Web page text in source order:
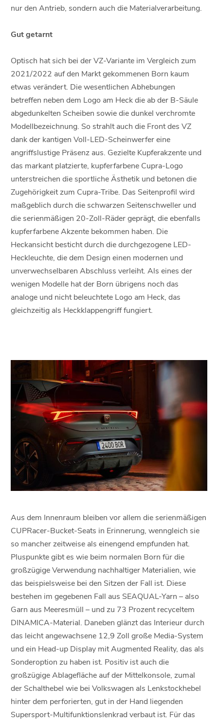
nur den Antrieb, sondern auch die Materialverarbeitung.
Gut getarnt
Optisch hat sich bei der VZ-Variante im Vergleich zum
2021/2022 auf den Markt gekommenen Born kaum
etwas verändert. Die wesentlichen Abhebungen
betreffen neben dem Logo am Heck die ab der B-Säule
abgedunkelten Scheiben sowie die dunkel verchromte
Modellbezeichnung. So strahlt auch die Front des VZ
dank der kantigen Voll-LED-Scheinwerfer eine
angriffslustige Präsenz aus. Gezielte Kupferakzente und
das markant platzierte, kupferfarbene Cupra-Logo
unterstreichen die sportliche Ästhetik und betonen die
Zugehörigkeit zum Cupra-Tribe. Das Seitenprofil wird
maßgeblich durch die schwarzen Seitenschweller und
die serienmäßigen 20-Zoll-Räder geprägt, die ebenfalls
kupferfarbene Akzente bekommen haben. Die
Heckansicht besticht durch die durchgezogene LED-
Heckleuchte, die dem Design einen modernen und
unverwechselbaren Abschluss verleiht. Als eines der
wenigen Modelle hat der Born übrigens noch das
analoge und nicht beleuchtete Logo am Heck, das
gleichzeitig als Heckklappengriff fungiert.
Aus dem Innenraum bleiben vor allem die serienmäßigen
CUPRacer-Bucket-Seats in Erinnerung, wenngleich sie
so mancher zeitweise als einengend empfunden hat.
Pluspunkte gibt es wie beim normalen Born für die
großzügige Verwendung nachhaltiger Materialien, wie
das beispielsweise bei den Sitzen der Fall ist. Diese
bestehen im gegebenen Fall aus SEAQUAL-Yarn – also
Garn aus Meeresmüll – und zu 73 Prozent recyceltem
DINAMICA-Material. Daneben glänzt das Interieur durch
das leicht angewachsene 12,9 Zoll große Media-System
und ein Head-up Display mit Augmented Reality, das als
Sonderoption zu haben ist. Positiv ist auch die
großzügige Ablagefläche auf der Mittelkonsole, zumal
der Schalthebel wie bei Volkswagen als Lenkstockhebel
hinter dem perforierten, gut in der Hand liegenden
Supersport-Multifunktionslenkrad verbaut ist. Für das